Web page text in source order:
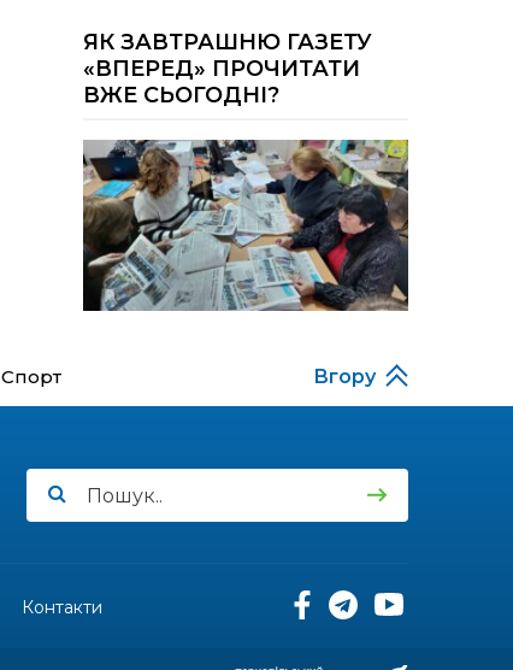
18:24
14 лип
В Україні створять
Координаційну раду з
питань ВПО та
за кордону
18:15
14 лип
Бахмутський код на
Гощанщині: коли традиції
єднають громади
17:25
Маленькі бахмутяни у
10 лип
Морські мушлі в техніці
макраме
17:07
10 лип
Бахмутяни вибороли
настільного тенісу
08 лип
Юна бахмутянка Кіра
Радченко долучилася до
унікального інклюзивного
проєкту «КОЛО
ЯК ЗАВТРАШНЮ ГАЗЕТУ
«ВПЕРЕД» ПРОЧИТАТИ
ВЖЕ СЬОГОДНІ?
Спорт Вгору
Контакти